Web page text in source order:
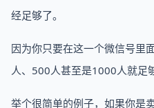
经足够了。
因为你只要在这一个微信号里
人、500人甚至是1000人就足
举个很简单的例子，如果你是